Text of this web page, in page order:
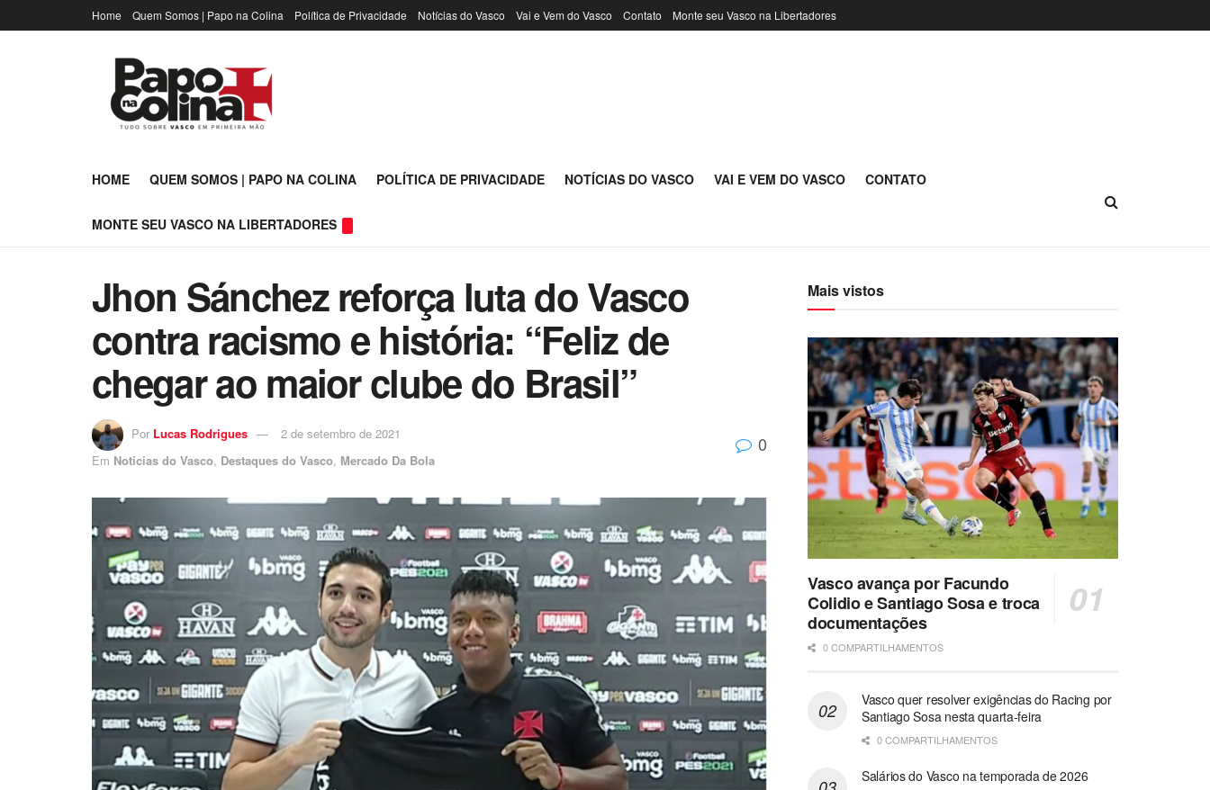
Home Quem Somos | Papo na Colina Política de Privacidade Notícias do Vasco Vai e Vem do Vasco Contato Monte seu Vasco na Libertadores
HOME QUEM SOMOS | PAPO NA COLINA POLÍTICA DE PRIVACIDADE NOTÍCIAS DO VASCO VAI E VEM DO VASCO CONTATO
MONTE SEU VASCO NA LIBERTADORES
Jhon Sánchez reforça luta do Vasco
contra racismo e história: “Feliz de
chegar ao maior clube do Brasil”
Por Lucas Rodrigues
2 de setembro de 2021
Em Notícias do Vasco, Destaques do Vasco, Mercado Da Bola
0
Mais vistos
Vasco avança por Facundo
Colidio e Santiago Sosa e troca
documentações
0 COMPARTILHAMENTOS
Vasco quer resolver exigências do Racing por
Santiago Sosa nesta quarta-feira
0 COMPARTILHAMENTOS
Salários do Vasco na temporada de 2026